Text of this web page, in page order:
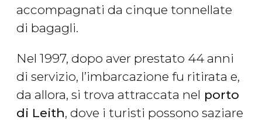
accompagnati da cinque tonnellate
di bagagli.
Nel 1997, dopo aver prestato 44 anni
di servizio, l’imbarcazione fu ritirata e,
da allora, si trova attraccata nel porto
di Leith, dove i turisti possono saziare